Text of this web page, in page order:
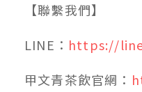
【聯繫我們】
LINE： https://
甲文青茶飲官網：